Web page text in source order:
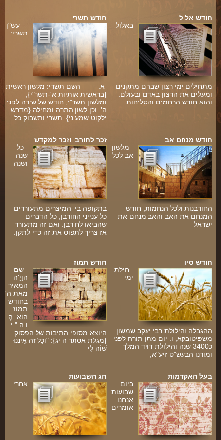
חודש תשרי
עש"ן
תשרי:
א. השם תשרי: מלשון ראשית
{בראשית אותיות א'-תשר"י},
ומלשון תשר"י, חודש של שירה לפני
ה'. וכן לשון התרה ומחילה {מדרש
ילקוט שמעוני}: תשרי ותשבוק כל...
חודש אלול
באלול
מתחילים ימי רצון שבהם מתקנים
ומעלים את הרצון באדם ובעולם.
והוא חודש הרחמים והסליחות.
זכר לחורבן וזכר למקדש
כל
שנה
ושנה
בתקופה בין המיצרים מתעוררים
כל ענייני החורבן, כל הדברים
שהביאו לחורבן. ואם זה מתעורר –
אז צריך לתפוס את זה כדי לתקן.
חודש מנחם אב
מלשון
אב לכל
החורבנות ולכל הנחמות, חודש
המנחם את האב והאב מנחם את
ישראל
חודש תמוז
שם
הֲוַיָּ'ה
המאיר
מאת ה'
בחודש
תמוז
הוא: הֶ
וֵ ה " יִ
היוצא מסופי התיבות של הפסוק
{מגלת אסתר ה יג}: "וְכָל זֶה אֵינֶנּוּ
שׁוֶֹה לִי
חודש סיון
חילת
ימי
ההגבלה והילולת רבי יעקב שמשון
משפיטובקא, ו. יום מתן תורה לפני
כ3400 שנה והילולת דויד המלך
ומורנו הבעש"ט זיע"א,
חג השבועות
אחרי
בעל האקדמות
ביום
שבועות
אנחנו
אומרים